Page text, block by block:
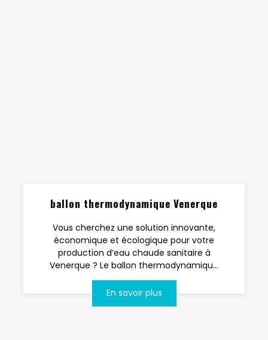
ballon thermodynamique Venerque
Vous cherchez une solution innovante,
économique et écologique pour votre
production d’eau chaude sanitaire à
Venerque ? Le ballon thermodynamiqu...
En savoir plus